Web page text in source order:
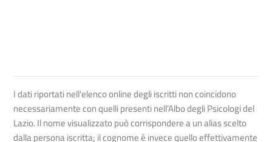
I dati riportati nell'elenco online degli iscritti non coincidono
necessariamente con quelli presenti nell’Albo degli Psicologi del
Lazio. Il nome visualizzato può corrispondere a un alias scelto
dalla persona iscritta; il cognome è invece quello effettivamente